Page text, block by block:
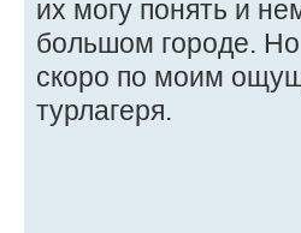
их могу понять и
большом городе.
скоро по моим
турлагеря.